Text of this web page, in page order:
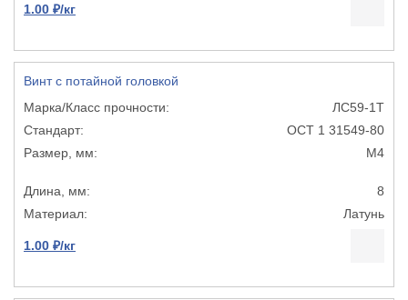
1.00 ₽/кг
Винт с потайной головкой
ЛС59-1Т
ОСТ 1 31549-80
М4
8
Латунь
1.00 ₽/кг